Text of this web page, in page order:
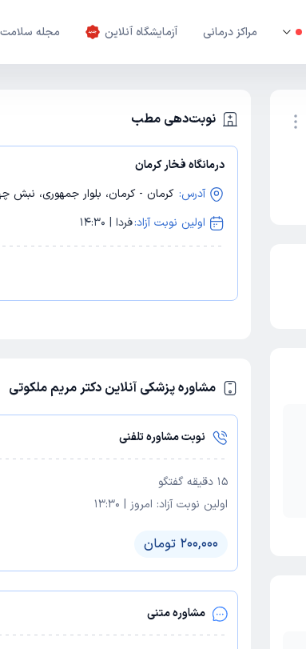
مراکز درمانی آزمایشگاه آنلاین مجله سلامت
نوبت‌دهی مطب
درمانگاه فخار کرمان
آدرس: کرمان - کرمان، بلوار جمهوری، نبش
اولین نوبت آزاد:فردا | 14:30
مشاوره پزشکی آنلاین دکتر مریم ملکوتی
نوبت مشاوره تلفنی
15 دقیقه گفتگو
اولین نوبت آزاد: امروز |
13:30
200,000 تومان
مشاوره متنی